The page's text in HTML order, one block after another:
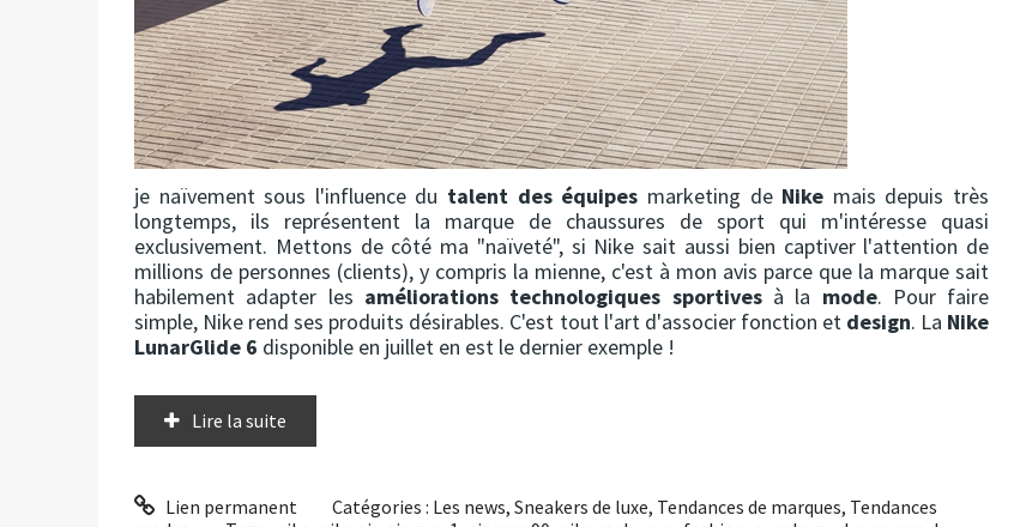
je naïvement sous l'influence du talent des équipes marketing de Nike mais depuis très
longtemps, ils représentent la marque de chaussures de sport qui m'intéresse quasi
exclusivement. Mettons de côté ma "naïveté", si Nike sait aussi bien captiver l'attention de
millions de personnes (clients), y compris la mienne, c'est à mon avis parce que la marque sait
habilement adapter les améliorations technologiques sportivesà la mode. Pour faire
simple, Nike rend ses produits désirables. C'est tout l'art d'associer fonction et design. La Nike
LunarGlide 6 disponible en juillet en est le dernier exemple !
Lire la suite
Lien permanent Catégories : Les news,Sneakers de luxe, Tendances de marques, Tendances